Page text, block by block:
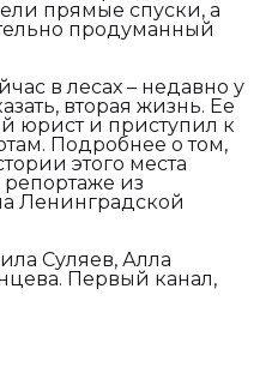
прямые спуски, а
продуманный
в лесах – недавно у
вторая жизнь. Ее
юрист и приступил к
Подробнее о том,
этого места
из
Ленинградской
Суляев, Алла
Первый канал,